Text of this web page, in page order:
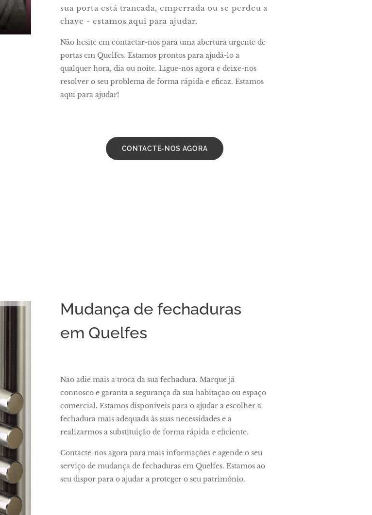
sua porta está trancada, emperrada ou se perdeu a
chave - estamos aqui para ajudar.
Não hesite em contactar-nos para uma abertura urgente de
portas em Quelfes. Estamos prontos para ajudá-lo a
qualquer hora, dia ou noite. Ligue-nos agora e deixe-nos
resolver o seu problema de forma rápida e eficaz. Estamos
aqui para ajudar!
CONTACTE-NOS AGORA
Mudança de fechaduras
em Quelfes
Não adie mais a troca da sua fechadura. Marque já
connosco e garanta a segurança da sua habitação ou espaço
comercial. Estamos disponíveis para o ajudar a escolher a
fechadura mais adequada às suas necessidades e a
realizarmos a substituição de forma rápida e eficiente.
Contacte-nos agora para mais informações e agende o seu
serviço de mudança de fechaduras em Quelfes. Estamos ao
seu dispor para o ajudar a proteger o seu património.